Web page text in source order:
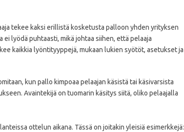
tekee kaksi erillistä kosketusta palloon yhden yrityksen
lyödä puhtaasti, mikä johtaa siihen, että pelaaja
kaikkia lyöntityyppejä, mukaan lukien syötöt, asetukset ja
kun pallo kimpoaa pelaajan käsistä tai käsivarsista
Avaintekijä on tuomarin käsitys siitä, oliko pelaajalla
ottelun aikana. Tässä on joitakin yleisiä esimerkkejä: